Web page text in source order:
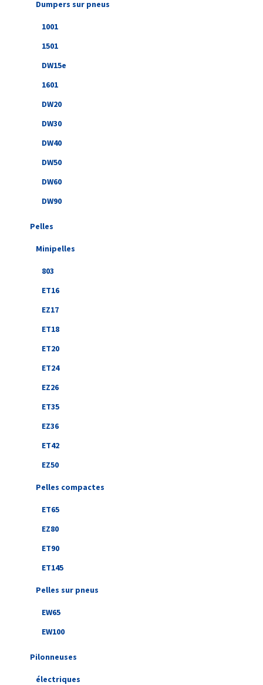
Dumpers sur pneus
1001
1501
DW15e
1601
DW20
DW30
DW40
DW50
DW60
DW90
Pelles
Minipelles
803
ET16
EZ17
ET18
ET20
ET24
EZ26
ET35
EZ36
ET42
EZ50
Pelles compactes
ET65
EZ80
ET90
ET145
Pelles sur pneus
EW65
EW100
Pilonneuses
électriques